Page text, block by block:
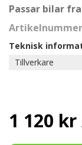
Passar bilar
Teknisk
Tillverkare
1 120 kr